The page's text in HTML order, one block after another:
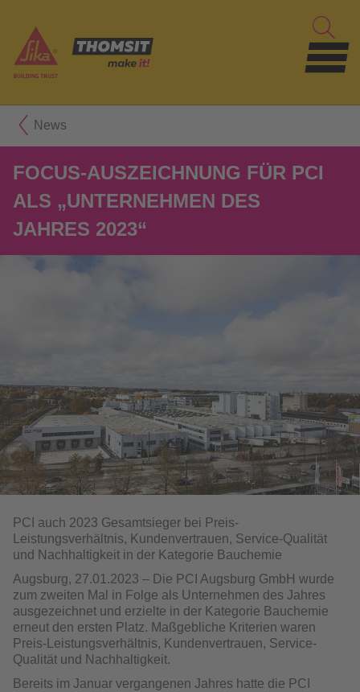
News
FOCUS-AUSZEICHNUNG FÜR PCI
ALS „UNTERNEHMEN DES
JAHRES 2023“
PCI auch 2023 Gesamtsieger bei Preis-
Leistungsverhältnis, Kundenvertrauen, Service-Qualität
und Nachhaltigkeit in der Kategorie Bauchemie
Augsburg, 27.01.2023 – Die PCI Augsburg GmbH wurde
zum zweiten Mal in Folge als Unternehmen des Jahres
ausgezeichnet und erzielte in der Kategorie Bauchemie
erneut den ersten Platz. Maßgebliche Kriterien waren
Preis-Leistungsverhältnis, Kundenvertrauen, Service-
Qualität und Nachhaltigkeit.
Bereits im Januar vergangenen Jahres hatte die PCI